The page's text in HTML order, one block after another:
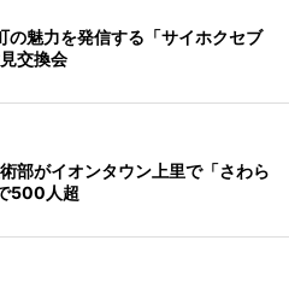
の魅力を発信する「サイホクセブ
交換会
部がイオンタウン上里で「さわら
500人超